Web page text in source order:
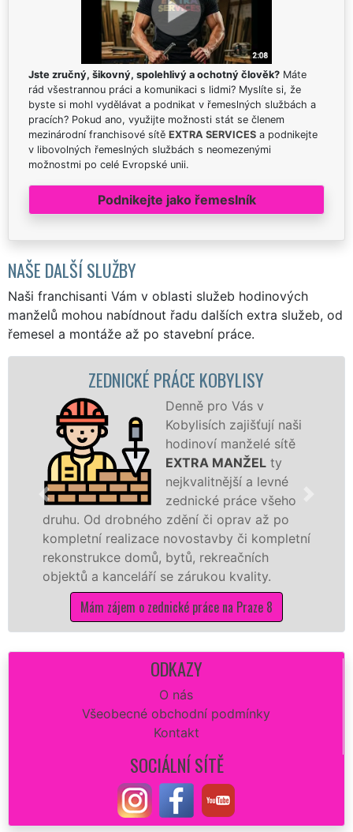
Jste zručný, šikovný, spolehlivý a ochotný člověk? Máte
rád všestrannou práci a komunikaci s lidmi? Myslíte si, že
byste si mohl vydělávat a podnikat v řemeslných službách a
pracích? Pokud ano, využijte možnosti stát se členem
mezinárodní franchisové sítě EXTRA SERVICES a podnikejte
v libovolných řemeslných službách s neomezenými
možnostmi po celé Evropské unii.
Podnikejte jako řemeslník
NAŠE DALŠÍ SLUŽBY
Naši franchisanti Vám v oblasti služeb hodinových
manželů mohou nabídnout řadu dalších extra služeb, od
řemesel a montáže až po stavební práce.
ZEDNICKÉ PRÁCE KOBYLISY
Denně pro Vás v
Kobylisích zajišťují naši
hodinoví manželé sítě
EXTRA MANŽEL ty
nejkvalitnější a levné
zednické práce všeho
Od drobného zdění či oprav až po
realizace novostavby či kompletní
domů, bytů, rekreačních
a kanceláří se zárukou kvality.
Mám zájem o zednické práce na Praze 8
ODKAZY
O nás
Všeobecné obchodní podmínky
Kontakt
SOCIÁLNÍ SÍTĚ